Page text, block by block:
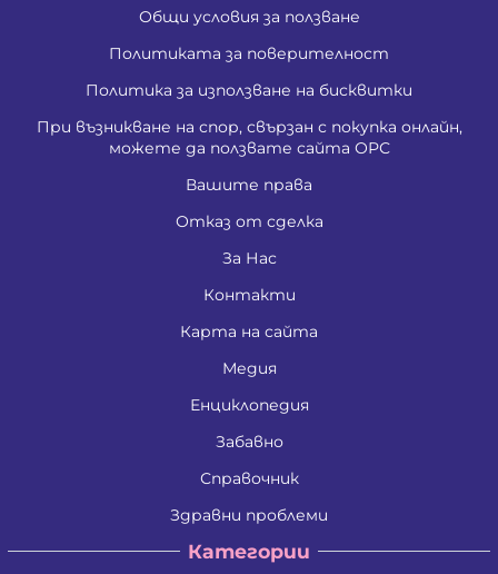
Общи условия за ползване
Политиката за поверителност
Политика за използване на бисквитки
При възникване на спор, свързан с покупка онлайн,
можете да ползвате сайта ОРС
Вашите права
Отказ от сделка
За Нас
Контакти
Карта на сайта
Медия
Енциклопедия
Забавно
Справочник
Здравни проблеми
Категории